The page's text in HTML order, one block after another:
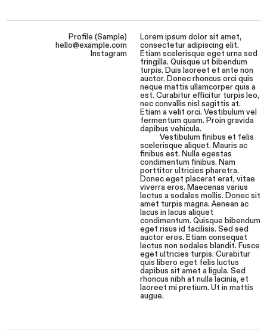
Profile (Sample)
hello@example.com
Instagram
Lorem ipsum dolor sit amet,
consectetur adipiscing elit.
Etiam scelerisque eget urna sed
fringilla. Quisque ut bibendum
turpis. Duis laoreet et ante non
auctor. Donec rhoncus orci quis
neque mattis ullamcorper quis a
est. Curabitur efficitur turpis leo,
nec convallis nisl sagittis at.
Etiam a velit orci. Vestibulum vel
fermentum quam. Proin gravida
dapibus vehicula.
Vestibulum finibus et felis
scelerisque aliquet. Mauris ac
finibus est. Nulla egestas
condimentum finibus. Nam
porttitor ultricies pharetra.
Donec eget placerat erat, vitae
viverra eros. Maecenas varius
lectus a sodales mollis. Donec sit
amet turpis magna. Aenean ac
lacus in lacus aliquet
condimentum. Quisque bibendum
eget risus id facilisis. Sed sed
auctor eros. Etiam consequat
lectus non sodales blandit. Fusce
eget ultricies turpis. Curabitur
quis libero eget felis luctus
dapibus sit amet a ligula. Sed
rhoncus nibh at nulla lacinia, et
laoreet mi pretium. Ut in mattis
augue.